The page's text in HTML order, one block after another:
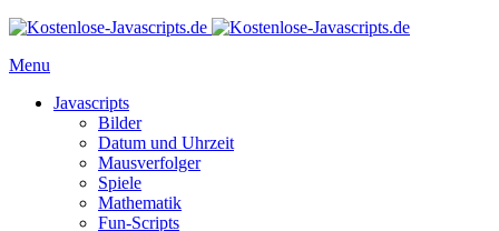
Menu
Javascripts
Bilder
Datum und Uhrzeit
Mausverfolger
Spiele
Mathematik
Fun-Scripts